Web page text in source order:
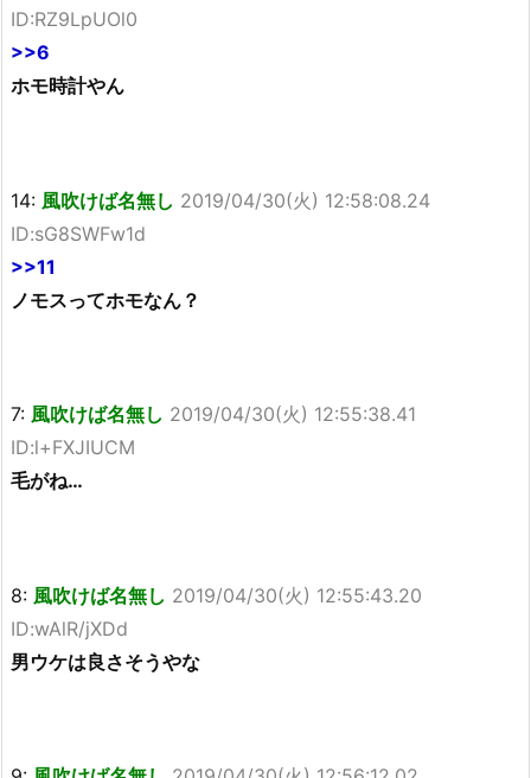
ID:RZ9LpUOl0
>>6
ホモ時計やん
14: 風吹けば名無し 2019/04/30(火) 12:58:08.24
ID:sG8SWFw1d
>>11
ノモスってホモなん？
7: 風吹けば名無し 2019/04/30(火) 12:55:38.41
ID:l+FXJIUCM
毛がね…
8: 風吹けば名無し 2019/04/30(火) 12:55:43.20
ID:wAlR/jXDd
男ウケは良さそうやな